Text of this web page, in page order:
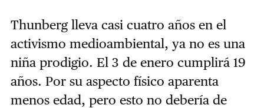
Thunberg lleva casi cuatro años en el
activismo medioambiental, ya no es una
niña prodigio. El 3 de enero cumplirá 19
años. Por su aspecto físico aparenta
menos edad, pero esto no debería de